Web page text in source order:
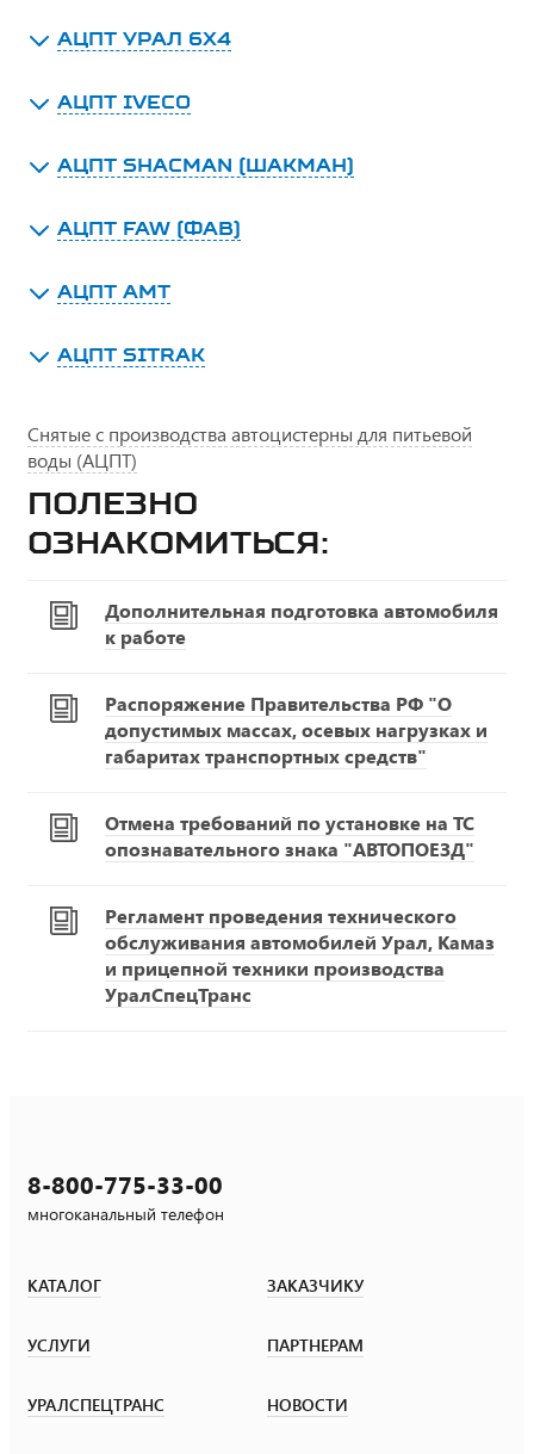
АЦПТ УРАЛ 6Х4
АЦПТ IVECO
АЦПТ SHACMAN (ШАКМАН)
АЦПТ FAW (ФАВ)
АЦПТ АМТ
АЦПТ SITRAK
Снятые с производства автоцистерны для питьевой
воды (АЦПТ)
Полезно
ознакомиться:
Дополнительная подготовка автомобиля
к работе
Распоряжение Правительства РФ "О
допустимых массах, осевых нагрузках и
габаритах транспортных средств"
Отмена требований по установке на ТС
опознавательного знака "АВТОПОЕЗД"
Регламент проведения технического
обслуживания автомобилей Урал, Камаз
и прицепной техники производства
УралСпецТранс
8-800-775-33-00
многоканальный телефон
КАТАЛОГ ЗАКАЗЧИКУ
УСЛУГИ ПАРТНЕРАМ
УРАЛСПЕЦТРАНС НОВОСТИ